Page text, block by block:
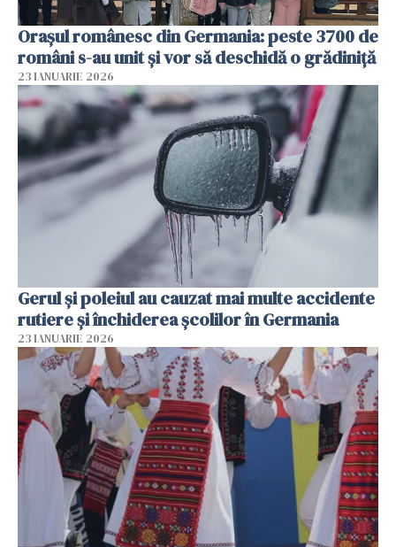
Orașul românesc din Germania: peste 3700 de
români s-au unit și vor să deschidă o grădiniță
23 IANUARIE 2026
Gerul şi poleiul au cauzat mai multe accidente
rutiere şi închiderea şcolilor în Germania
23 IANUARIE 2026